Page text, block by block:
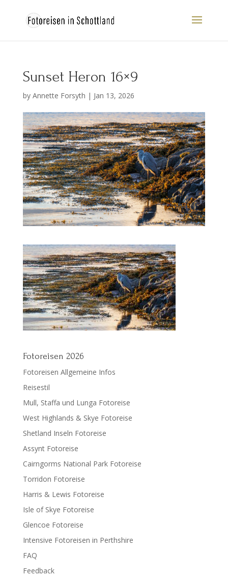
Sunset Heron 16×9
by Annette Forsyth | Jan 13, 2026
Fotoreisen 2026
Fotoreisen Allgemeine Infos
Reisestil
Mull, Staffa und Lunga Fotoreise
West Highlands & Skye Fotoreise
Shetland Inseln Fotoreise
Assynt Fotoreise
Cairngorms National Park Fotoreise
Torridon Fotoreise
Harris & Lewis Fotoreise
Isle of Skye Fotoreise
Glencoe Fotoreise
Intensive Fotoreisen in Perthshire
FAQ
Feedback